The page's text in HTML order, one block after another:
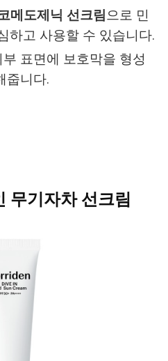
메도제닉 선크림 으로 민
하고 사용할 수 있습니다.
표면에 보호막을 형성
줍니다.
무기자차 선크림